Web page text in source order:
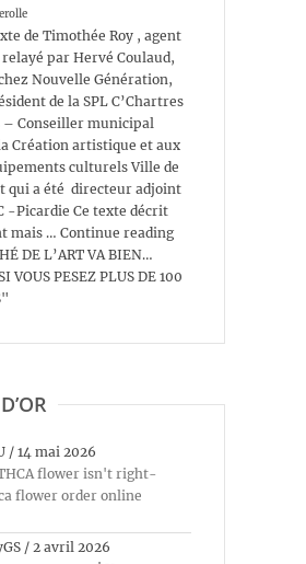
de Timothée Roy , agent
par Hervé Coulaud,
Nouvelle Génération,
de la SPL C’Chartres
– Conseiller municipal
Création artistique et aux
culturels Ville de
qui a été directeur adjoint
-Picardie Ce texte décrit
mais … Continue reading
DE L’ART VA BIEN…
VOUS PESEZ PLUS DE 100
/ 14 mai 2026
flower isn't right-
flower order online
/ 2 avril 2026